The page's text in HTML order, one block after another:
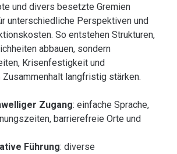
und divers besetzte Gremien
unterschiedliche Perspektiven und
So entstehen Strukturen,
abbauen, sondern
Krisenfestigkeit und
langfristig stärken.
Zugang: einfache Sprache,
barrierefreie Orte und
Führung: diverse